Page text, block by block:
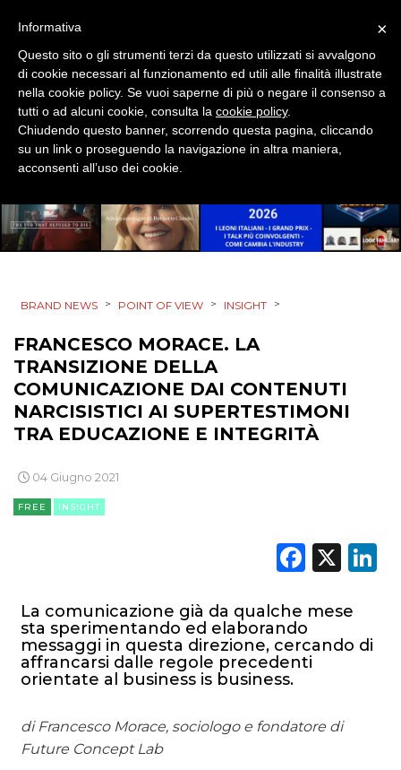
BRAND NEWS > POINT OF VIEW > INSIGHT >
FRANCESCO MORACE. LA
TRANSIZIONE DELLA
COMUNICAZIONE DAI CONTENUTI
NARCISISTICI AI SUPERTESTIMONI
TRA EDUCAZIONE E INTEGRITÀ
04 Giugno 2021
FREE INSIGHT
X
La comunicazione già da qualche mese
sta sperimentando ed elaborando
messaggi in questa direzione, cercando di
affrancarsi dalle regole precedenti
orientate al business is business.
di Francesco Morace, sociologo e fondatore di
Future Concept Lab
×
Informativa
Questo sito o gli strumenti terzi da questo utilizzati si avvalgono
di cookie necessari al funzionamento ed utili alle finalità illustrate
nella cookie policy. Se vuoi saperne di più o negare il consenso a
tutti o ad alcuni cookie, consulta la cookie policy.
Chiudendo questo banner, scorrendo questa pagina, cliccando
su un link o proseguendo la navigazione in altra maniera,
acconsenti all’uso dei cookie.